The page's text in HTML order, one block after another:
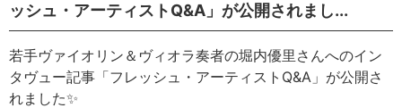
ッシュ・アーティストQ&A」が公開されまし...
若手ヴァイオリン＆ヴィオラ奏者の堀内優里さんへのイン
タヴュー記事「フレッシュ・アーティストQ&A」が公開さ
れました✨